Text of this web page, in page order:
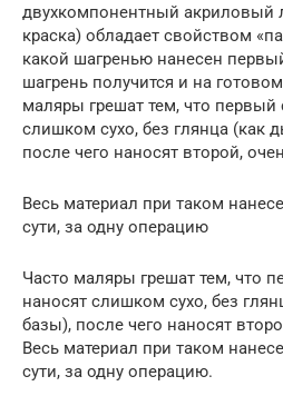
двухкомпонентный акриловый
краска) обладает свойством
какой шагренью нанесен
шагрень получится и на
маляры грешат тем, что первый
слишком сухо, без глянца (как
после чего наносят второй,
Весь материал при таком
сути, за одну операцию
Часто маляры грешат тем, что
наносят слишком сухо, без
базы), после чего наносят
Весь материал при таком
сути, за одну операцию.